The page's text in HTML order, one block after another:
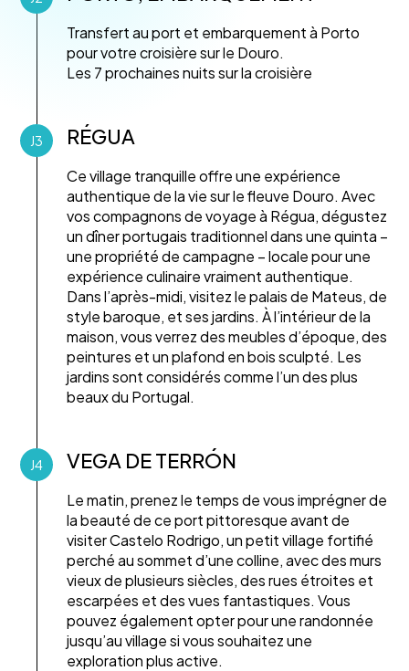
Transfert au port et embarquement à Porto
pour votre croisière sur le Douro.
Les 7 prochaines nuits sur la croisière
J3 RÉGUA
Ce village tranquille offre une expérience
authentique de la vie sur le fleuve Douro. Avec
vos compagnons de voyage à Régua, dégustez
un dîner portugais traditionnel dans une quinta –
une propriété de campagne – locale pour une
expérience culinaire vraiment authentique.
Dans l’après-midi, visitez le palais de Mateus, de
style baroque, et ses jardins. À l’intérieur de la
maison, vous verrez des meubles d’époque, des
peintures et un plafond en bois sculpté. Les
jardins sont considérés comme l’un des plus
beaux du Portugal.
J4 VEGA DE TERRÓN
Le matin, prenez le temps de vous imprégner de
la beauté de ce port pittoresque avant de
visiter Castelo Rodrigo, un petit village fortifié
perché au sommet d’une colline, avec des murs
vieux de plusieurs siècles, des rues étroites et
escarpées et des vues fantastiques. Vous
pouvez également opter pour une randonnée
jusqu’au village si vous souhaitez une
exploration plus active.